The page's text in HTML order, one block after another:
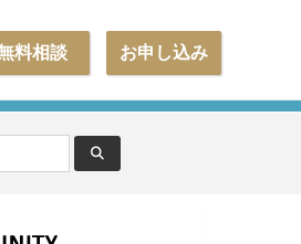
お申し込み
料相談